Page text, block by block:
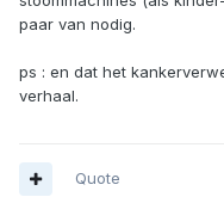
paar van nodig.
ps : en dat het
verhaal.
Quote